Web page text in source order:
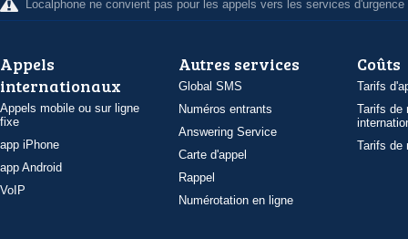
Localphone ne convient pas pour les appels vers les services d'urgence
Appels
internationaux
Appels mobile ou sur ligne
fixe
app iPhone
app Android
VoIP
Autres services
Global SMS
Numéros entrants
Answering Service
Carte d'appel
Rappel
Numérotation en ligne
Coûts
Tarifs
Tarifs de
Tarifs de